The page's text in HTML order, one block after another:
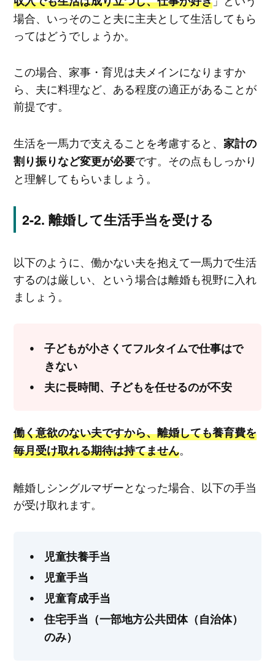
場合、いっそのこと夫に主夫として生活してもら
ってはどうでしょうか。
この場合、家事・育児は夫メインになりますか
ら、夫に料理など、ある程度の適正があることが
前提です。
生活を一馬力で支えることを考慮すると、 家計の
割り振りなど変更が必要です。その点もしっかり
と理解してもらいましょう。
離婚して生活手当を受ける
以下のように、働かない夫を抱えて一馬力で生活
するのは厳しい、という場合は離婚も視野に入れ
ましょう。
子どもが小さくてフルタイムで仕事はで
きない
夫に長時間、子どもを任せるのが不安
働く意欲のない夫ですから、離婚しても養育費を
毎月受け取れる期待は持てません。
離婚しシングルマザーとなった場合、以下の手当
が受け取れます。
児童扶養手当
児童手当
児童育成手当
住宅手当（一部地方公共団体（自治体）
のみ）